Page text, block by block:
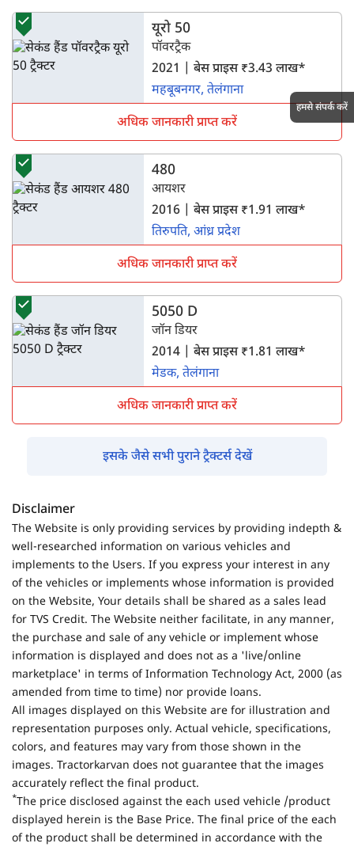
यूरो 50
पॉवरट्रैक
2021 | बेस प्राइस ₹3.43 लाख*
महबूबनगर, तेलंगाना
अधिक जानकारी प्राप्त करें
480
आयशर
2016 | बेस प्राइस ₹1.91 लाख*
तिरुपति, आंध्र प्रदेश
अधिक जानकारी प्राप्त करें
5050 D
जॉन डियर
2014 | बेस प्राइस ₹1.81 लाख*
मेडक, तेलंगाना
अधिक जानकारी प्राप्त करें
इसके जैसे सभी पुराने ट्रैक्टर्स देखें
Disclaimer
The Website is only providing services by providing indepth &
well-researched information on various vehicles and
implements to the Users. If you express your interest in any
of the vehicles or implements whose information is provided
on the Website, Your details shall be shared as a sales lead
for TVS Credit. The Website neither facilitate, in any manner,
the purchase and sale of any vehicle or implement whose
information is displayed and does not as a 'live/online
marketplace' in terms of Information Technology Act, 2000 (as
amended from time to time) nor provide loans.
All images displayed on this Website are for illustration and
representation purposes only. Actual vehicle, specifications,
colors, and features may vary from those shown in the
images. Tractorkarvan does not guarantee that the images
accurately reflect the final product.
*The price disclosed against the each used vehicle /product
displayed herein is the Base Price. The final price of the each
of the product shall be determined in accordance with the
हमसे संपर्क करें